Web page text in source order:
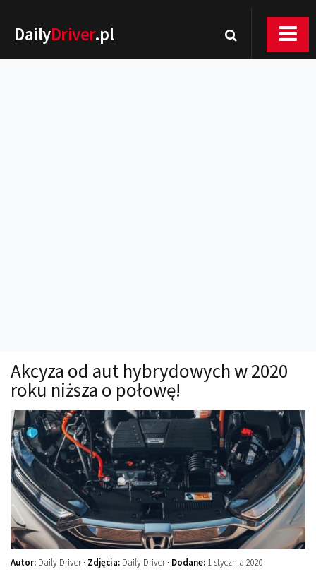
DailyDriver.pl
Technika jazdy
Oświetlenie
Kalkulatory
Przelicznik mocy
Auto z niemiec
Galerie
Akcyza od aut hybrydowych w 2020
roku niższa o połowę!
Autor: Daily Driver · Zdjęcia: Daily Driver · Dodane: 1 stycznia 2020